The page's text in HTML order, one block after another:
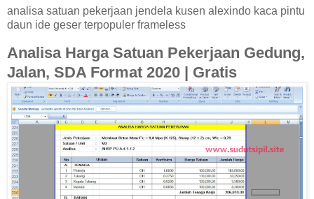
analisa satuan pekerjaan jendela kusen alexindo kaca pintu
daun ide geser terpopuler frameless
Analisa Harga Satuan Pekerjaan Gedung,
Jalan, SDA Format 2020 | Gratis